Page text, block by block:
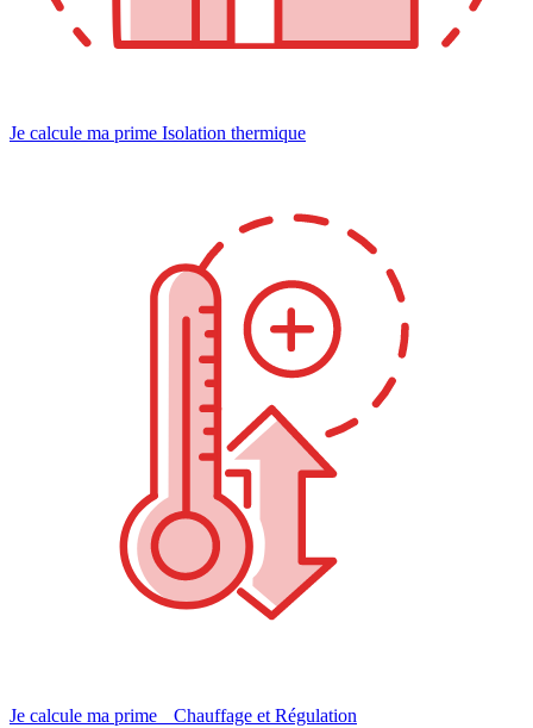
Je calcule ma prime Isolation thermique
Je calcule ma prime Chauffage et Régulation